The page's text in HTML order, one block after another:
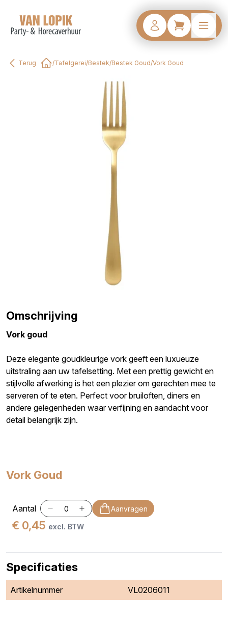
Terug
/Tafelgerei/Bestek/Bestek Goud/Vork Goud
Omschrijving
Vork goud
Deze elegante goudkleurige vork geeft een luxueuze
uitstraling aan uw tafelsetting. Met een prettig gewicht en
stijlvolle afwerking is het een plezier om gerechten mee te
serveren of te eten. Perfect voor bruiloften, diners en
andere gelegenheden waar verfijning en aandacht voor
detail belangrijk zijn.
Vork Goud
Aantal Aanvragen
€ 0,45 excl. BTW
Specificaties
Artikelnummer VL0206011